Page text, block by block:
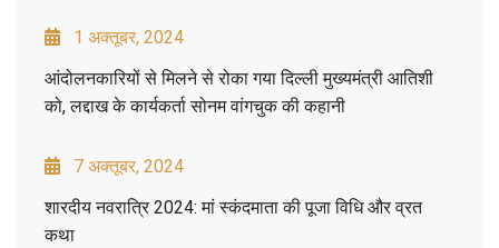
1 अक्तूबर, 2024
आंदोलनकारियों से मिलने से रोका गया दिल्ली मुख्यमंत्री आतिशी
को, लद्दाख के कार्यकर्ता सोनम वांगचुक की कहानी
7 अक्तूबर, 2024
शारदीय नवरात्रि 2024: मां स्कंदमाता की पूजा विधि और व्रत
कथा